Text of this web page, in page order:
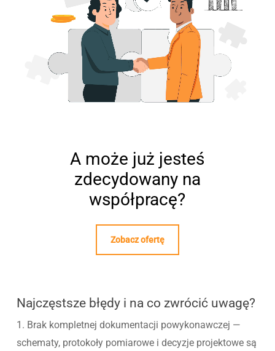
A może już jesteś
zdecydowany na
współpracę?
Zobacz ofertę
Najczęstsze błędy i na co zwrócić uwagę?
1. Brak kompletnej dokumentacji powykonawczej —
schematy, protokoły pomiarowe i decyzje projektowe są